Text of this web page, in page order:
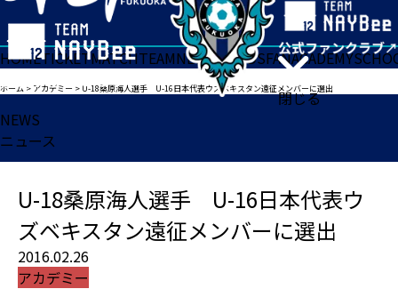
閉じる
HOMETICKETMATCHTEAMNEWSGOODSFANACADEMY
ホーム > アカデミー > U-18桑原海人選手 U-16日本代表ウズベキスタン遠征メンバーに選出
NEWS
ニュース
U-18桑原海人選手 U-16日本代表ウ
ズベキスタン遠征メンバーに選出
2016.02.26
アカデミー